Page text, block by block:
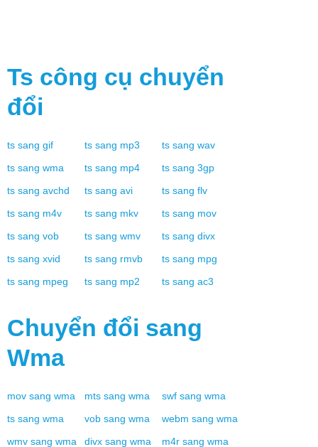
Ts công cụ chuyển
đổi
ts sang gif ts sang mp3 ts sang wav
ts sang wma ts sang mp4 ts sang 3gp
ts sang avchd ts sang avi ts sang flv
ts sang m4v ts sang mkv ts sang mov
ts sang vob ts sang wmv ts sang divx
ts sang xvid ts sang rmvb ts sang mpg
ts sang mpeg ts sang mp2 ts sang ac3
Chuyển đổi sang
Wma
mov sang wma mts sang wma swf sang wma
ts sang wma vob sang wma webm sang wma
wmv sang wma divx sang wma m4r sang wma